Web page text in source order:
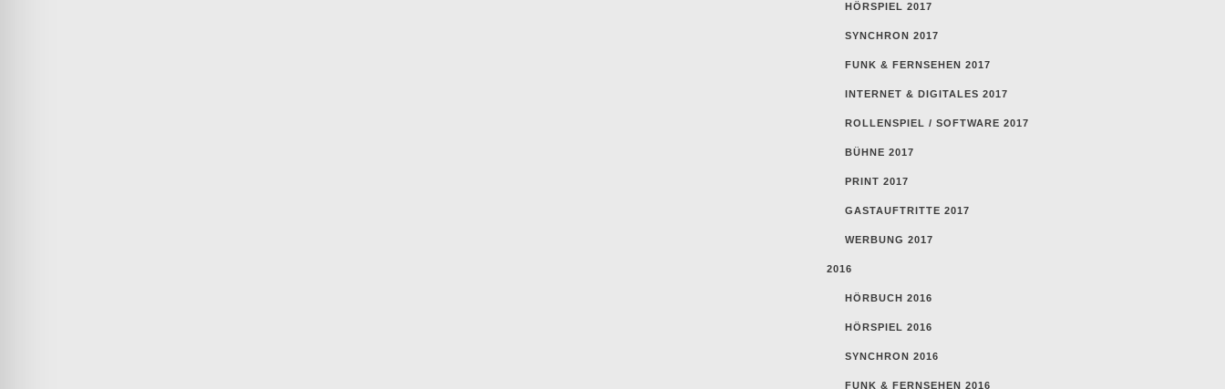
HÖRSPIEL 2017
SYNCHRON 2017
FUNK & FERNSEHEN 2017
INTERNET & DIGITALES 2017
ROLLENSPIEL / SOFTWARE 2017
BÜHNE 2017
PRINT 2017
GASTAUFTRITTE 2017
WERBUNG 2017
2016
HÖRBUCH 2016
HÖRSPIEL 2016
SYNCHRON 2016
FUNK & FERNSEHEN 2016